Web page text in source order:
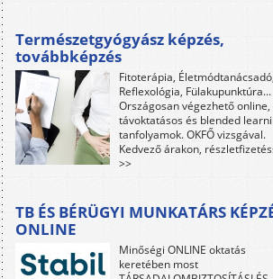
Természetgyógyász képzés,
továbbképzés
Fitoterápia, Életmódtanácsadó,
Reflexológia, Fülakupunktúra...
Országosan végezhető online,
távoktatásos és blended
tanfolyamok. OKFŐ vizsgával.
Kedvező árakon,
>>
TB ÉS BÉRÜGYI MUNKATÁRS
ONLINE
Minőségi ONLINE oktatás
keretében most